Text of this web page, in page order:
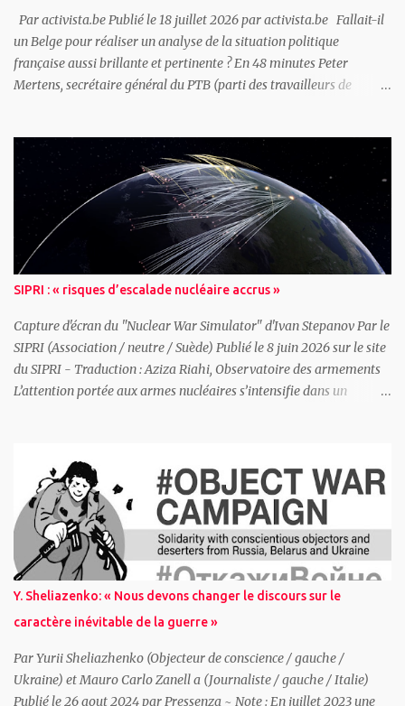
Par activista.be Publié le 18 juillet 2026 par activista.be Fallait-il
un Belge pour réaliser un analyse de la situation politique
française aussi brillante et pertinente ? En 48 minutes Peter
Mertens, secrétaire général du PTB (parti des travailleurs de
Hystérie anti-Mélenchon : de quoi l’élite française a-t-elle peur ? »
Ceux qui dirigent réellement la France ont peur car le pays traverse
une triple crise : 1. La « France-Afrique » claque la porte, Paris perd
ses matières premières, son uranium... 2. L’Allemagne se réarme ce
qui remet en question la domination française 3. La colère
populaire grandit et malgré une campagne de diffamation sans
précédent LFI résiste « D'un côté, l'élite française semble de plus en
plus séduite par l'extrême droite. De l'autre, elle mène une chasse
aux sorcières hystérique contre Mélenchon et La France In...
SIPRI : « risques d’escalade nucléaire accrus »
Capture d'écran du "Nuclear War Simulator" d'Ivan Stepanov Par le
SIPRI (Association / neutre / Suède) Publié le 8 juin 2026 sur le site
du SIPRI - Traduction : Aziza Riahi, Observatoire des armements
L’attention portée aux armes nucléaires s’intensifie dans un
de la sécurité internationale. L’une des principales conclusions du
Sipri Yearbook 2026 est que les États recourent de plus en plus aux
armes nucléaires comme leviers de puissance nationale, remettant
en cause des décennies d’efforts destinés à diminuer à la fois les
arsenaux nucléaires et l’importance accordée à ces armes, alors
même que les risques de méprise stratégique et d’escalade
s’accentuent. Renforcement et modernisation des arsenaux
nucléaires mondiaux Les neuf États dotés de l’arme nucléaire —
États-Un...
Y. Sheliazenko: « Nous devons changer le discours sur le
caractère inévitable de la guerre »
Par Yurii Sheliazhenko (Objecteur de conscience / gauche /
Ukraine) et Mauro Carlo Zanell a (Journaliste / gauche / Italie)
Publié le 26 aout 2024 par Pressenza ~ Note : En juillet 2023 une